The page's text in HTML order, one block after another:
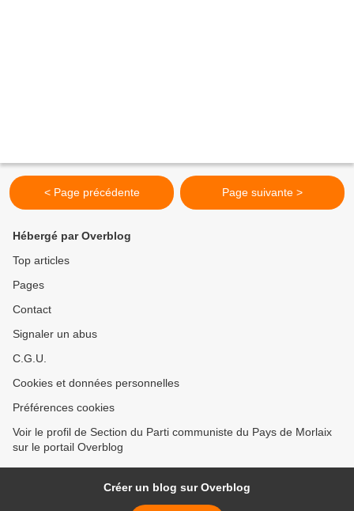
< Page précédente Page suivante >
Hébergé par Overblog
Top articles
Pages
Contact
Signaler un abus
C.G.U.
Cookies et données personnelles
Préférences cookies
Voir le profil de Section du Parti communiste du Pays de Morlaix
sur le portail Overblog
Créer un blog sur Overblog